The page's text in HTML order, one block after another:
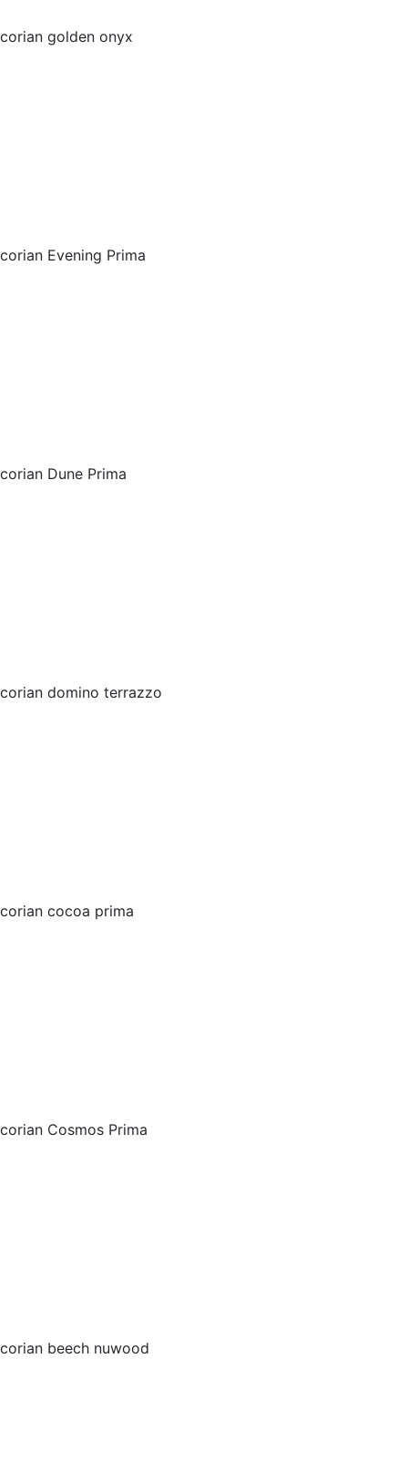
corian golden onyx
corian Evening Prima
corian Dune Prima
corian domino terrazzo
corian cocoa prima
corian Cosmos Prima
corian beech nuwood